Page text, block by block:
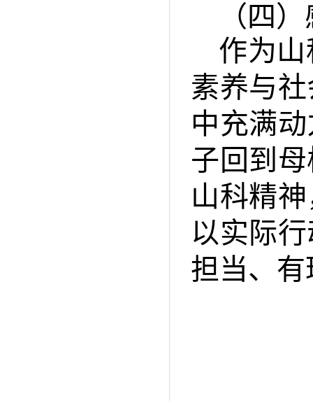
（四
作为
素养与
中充满
子回到
山科精
以实际
担当、